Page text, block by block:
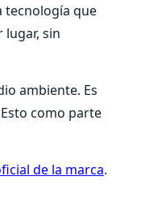
tecnología que
sin
ambiente. Es
como parte
de la marca.